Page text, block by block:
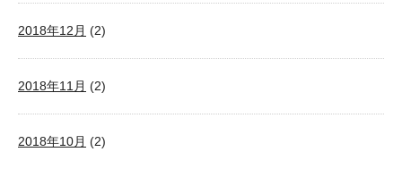
2018年12月 (2)
2018年11月 (2)
2018年10月 (2)